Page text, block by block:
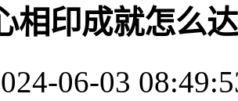
相印成就怎么
06-03